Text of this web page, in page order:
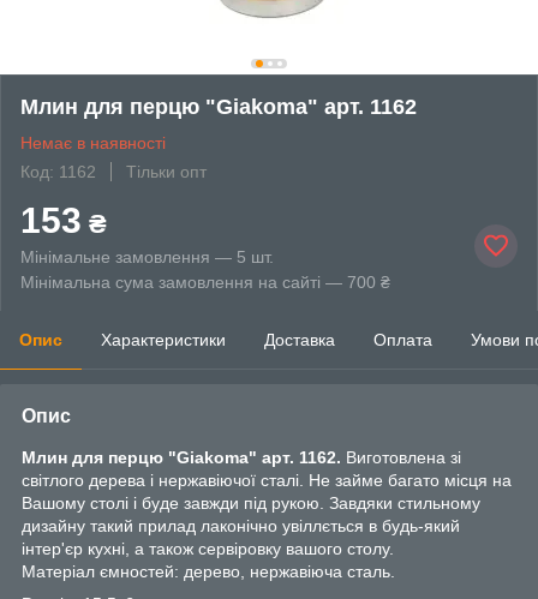
Млин для перцю "Giakoma" арт. 1162
Немає в наявності
Код: 1162
Тільки опт
153 ₴
Мінімальне замовлення — 5 шт.
Мінімальна сума замовлення на сайті — 700 ₴
Опис Характеристики Доставка Оплата Умови
Опис
Млин для перцю "Giakoma" арт. 1162. Виготовлена зі
світлого дерева і нержавіючої сталі. Не займе багато місця на
Вашому столі і буде завжди під рукою. Завдяки стильному
дизайну такий прилад лаконічно увіллється в будь-який
інтер'єр кухні, а також сервіровку вашого столу.
Матеріал ємностей: дерево, нержавіюча сталь.